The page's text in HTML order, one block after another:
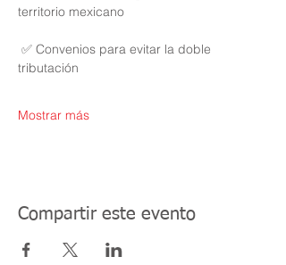
territorio mexicano
tributación
Mostrar más
Compartir este evento